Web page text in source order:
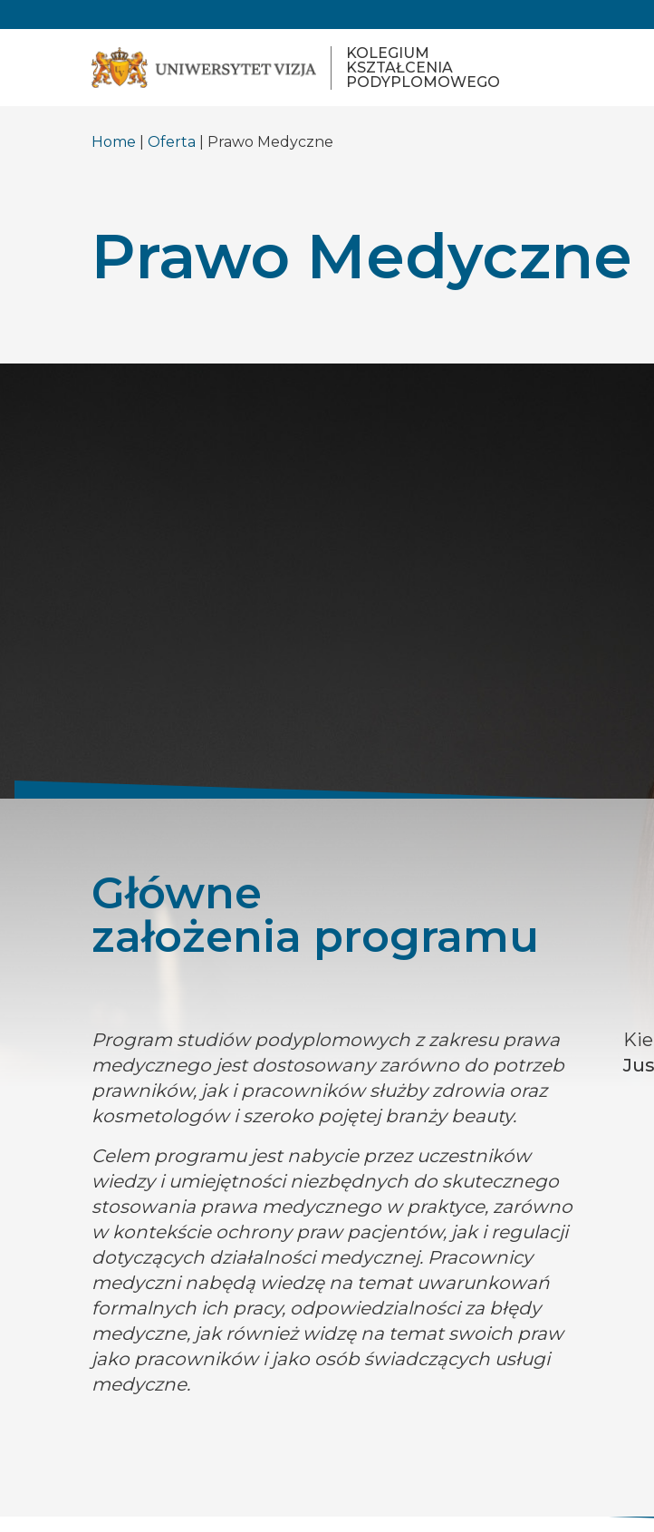
KOLEGIUM
KSZTAŁCENIA
PODYPLOMOWEGO
Home Oferta | Prawo Medyczne
Prawo Medyczne
Główne
założenia programu
Program studiów podyplomowych z zakresu prawa
medycznego jest dostosowany zarówno do potrzeb
prawników, jak i pracowników służby zdrowia oraz
kosmetologów i szeroko pojętej branży beauty.
Celem programu jest nabycie przez uczestników
wiedzy i umiejętności niezbędnych do skutecznego
stosowania prawa medycznego w praktyce, zarówno
w kontekście ochrony praw pacjentów, jak i regulacji
dotyczących działalności medycznej. Pracownicy
medyczni nabędą wiedzę na temat uwarunkowań
formalnych ich pracy, odpowiedzialności za błędy
medyczne, jak również widzę na temat swoich praw
jako pracowników i jako osób świadczących usługi
medyczne.